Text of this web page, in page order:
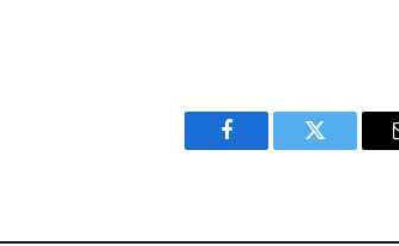
Facebook Twitter